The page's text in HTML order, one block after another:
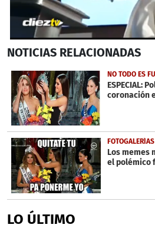
seconds
25
seconds
NOTICIAS RELACIONADAS
NO TODO ES
ESPECIAL:
coronación
FOTOGALERÍAS
Los memes
el polémico
LO ÚLTIMO